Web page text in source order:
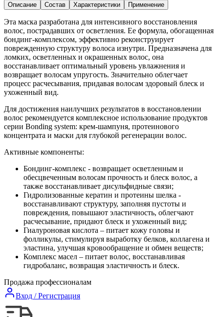
Описание
Состав Характеристики Применение
Эта маска разработана для интенсивного восстановления
волос, пострадавших от осветления. Ее формула, обогащенная
бондинг-комплексом, эффективно реконструирует
поврежденную структуру волоса изнутри. Предназначена для
ломких, осветленных и окрашенных волос, она
восстанавливает оптимальный уровень увлажнения и
возвращает волосам упругость. Значительно облегчает
процесс расчесывания, придавая волосам здоровый блеск и
ухоженный вид.
Для достижения наилучших результатов в восстановлении
волос рекомендуется комплексное использование продуктов
серии Bonding system: крем-шампуня, протеинового
концентрата и маски для глубокой регенерации волос.
Активные компоненты:
Бондинг-комплекс - возвращает осветленным и
обесцвеченным волосам прочность и блеск волос, а
также восстанавливает дисульфидные связи;
Гидролизованные кератин и протеины шелка -
восстанавливают структуру, заполняя пустоты и
повреждения, повышают эластичность, облегчают
расчесывание, придают блеск и ухоженный вид;
Гиалуроновая кислота – питает кожу головы и
фолликулы, стимулируя выработку белков, коллагена и
эластина, улучшая кровообращение и обмен веществ;
Комплекс масел – питает волос, восстанавливая
гидробаланс, возвращая эластичность и блеск.
Продажа профессионалам
Вход / Регистрация